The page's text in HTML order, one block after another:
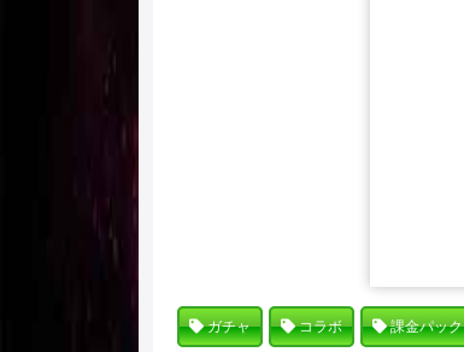
ガチャ コラボ 課金パック